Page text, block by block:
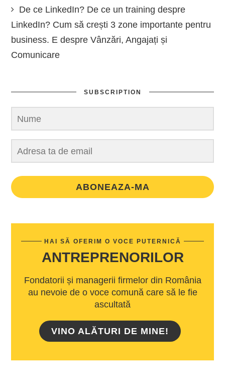
De ce LinkedIn? De ce un training despre
LinkedIn? Cum să crești 3 zone importante pentru
business. E despre Vânzări, Angajați și
Comunicare
SUBSCRIPTION
ABONEAZA-MA
HAI SĂ OFERIM O VOCE PUTERNICĂ
ANTREPRENORILOR
Fondatorii și managerii firmelor din România
au nevoie de o voce comună care să le fie
ascultată
VINO ALĂTURI DE MINE!